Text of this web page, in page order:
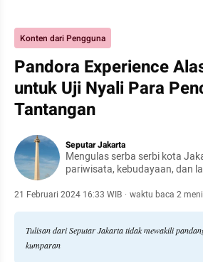
Konten dari Pengguna
Pandora Experience
untuk Uji Nyali Para
Tantangan
Seputar Jakarta
Mengulas serba serbi kota
pariwisata, kebudayaan, dan
21 Februari 2024 16:33 WIB · waktu baca 2
Tulisan dari Seputar Jakarta tidak mewakili
kumparan